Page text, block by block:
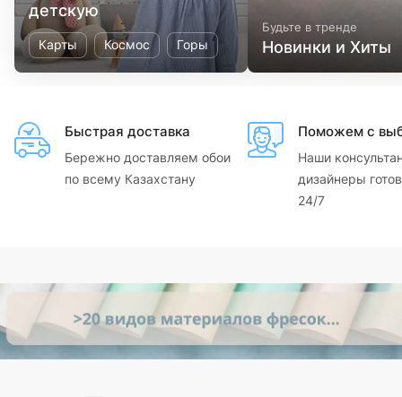
детскую
Карты Космос Горы
Будьте в тренде
Новинки и Хиты
Быстрая доставка
Бережно доставляем обои
по всему Казахстану
Поможем с
Наши
дизайнеры
24/7